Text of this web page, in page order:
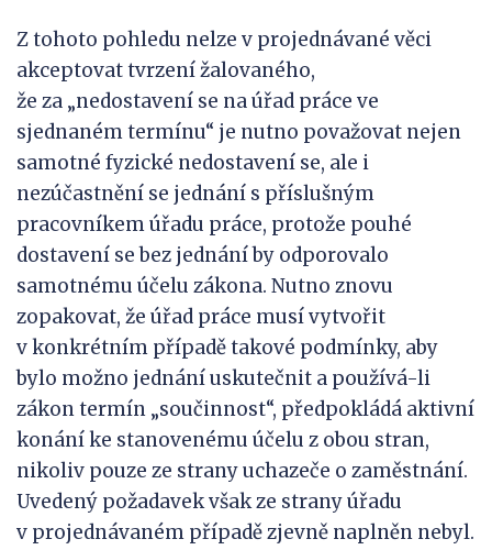
Z tohoto pohledu nelze v projednávané věci
akceptovat tvrzení žalovaného,
že za „nedostavení se na úřad práce ve
sjednaném termínu“ je nutno považovat nejen
samotné fyzické nedostavení se, ale i
nezúčastnění se jednání s příslušným
pracovníkem úřadu práce, protože pouhé
dostavení se bez jednání by odporovalo
samotnému účelu zákona. Nutno znovu
zopakovat, že úřad práce musí vytvořit
v konkrétním případě takové podmínky, aby
bylo možno jednání uskutečnit a používá-li
zákon termín „součinnost“, předpokládá aktivní
konání ke stanovenému účelu z obou stran,
nikoliv pouze ze strany uchazeče o zaměstnání.
Uvedený požadavek však ze strany úřadu
v projednávaném případě zjevně naplněn nebyl.